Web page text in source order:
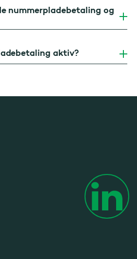
nummerpladebetaling og
aktiv?